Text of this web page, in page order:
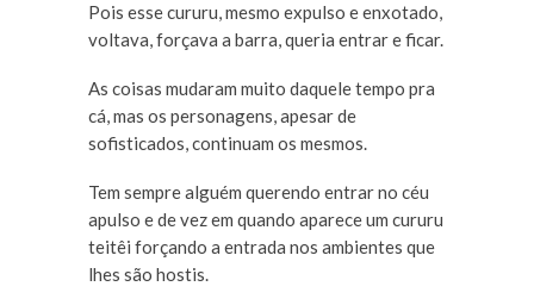
Pois esse cururu, mesmo expulso e enxotado,
voltava, forçava a barra, queria entrar e ficar.
As coisas mudaram muito daquele tempo pra
cá, mas os personagens, apesar de
sofisticados, continuam os mesmos.
Tem sempre alguém querendo entrar no céu
apulso e de vez em quando aparece um cururu
teitêi forçando a entrada nos ambientes que
lhes são hostis.